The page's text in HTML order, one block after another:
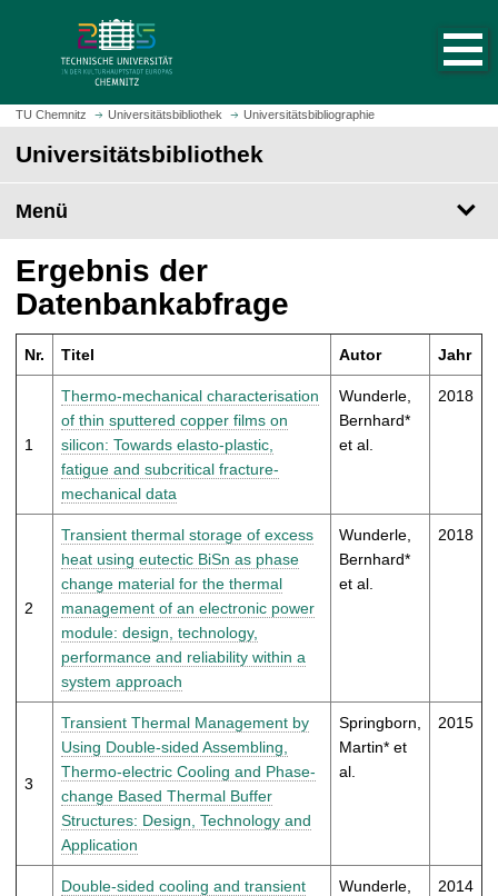
z
m
t
e
i
t
u
f
u
f
TU Chemnitz Universitätsbibliothek Universitätsbibliographie
Universitätsbibliothek
Menü
Ergebnis der
Datenbankabfrage
Nr. Titel Autor Jahr
1
Thermo-mechanical characterisation
of thin sputtered copper films on
silicon: Towards elasto-plastic,
fatigue and subcritical fracture-
mechanical data
Wunderle,
Bernhard*
et al.
2018
2
Transient thermal storage of excess
heat using eutectic BiSn as phase
change material for the thermal
management of an electronic power
module: design, technology,
performance and reliability within a
system approach
Wunderle,
Bernhard*
et al.
2018
3
Transient Thermal Management by
Using Double-sided Assembling,
Thermo-electric Cooling and Phase-
change Based Thermal Buffer
Structures: Design, Technology and
Application
Springborn,
Martin* et
al.
2015
Double-sided cooling and transient
Wunderle,
2014